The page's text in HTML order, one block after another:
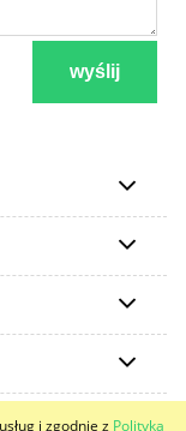
i zgodnie z Polityką
wyślij